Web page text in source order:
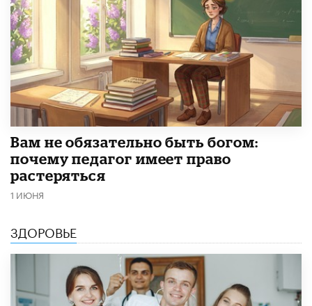
​Вам не обязательно быть богом:
почему педагог имеет право
растеряться
1 ИЮНЯ
ЗДОРОВЬЕ